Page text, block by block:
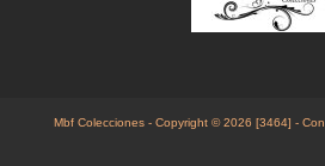
Mbf Colecciones- Copyright © 2026 [3464] -